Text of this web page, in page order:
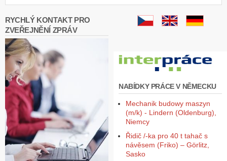
l
ž
i
t
ú
č
e
t
RYCHLÝ KONTAKT PRO
ZVEŘEJNĚNÍ ZPRÁV
NABÍDKY PRÁCE V NĚMECKU
Mechanik budowy maszyn
(m/k) - Lindern (Oldenburg),
Niemcy
Řidič /-ka pro 40 t tahač s
návěsem (Friko) – Görlitz,
Sasko